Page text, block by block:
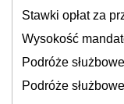
Stawki opłat za
Wysokość
Podróże
Podróże